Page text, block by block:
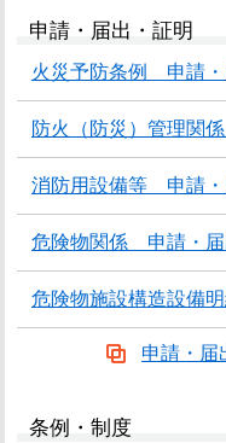
申請・届出・証明
火災予防条例 申請・
防火（防災）管理関
消防用設備等 申請・
危険物関係 申請・届
危険物施設構造設備
申請・届
条例・制度